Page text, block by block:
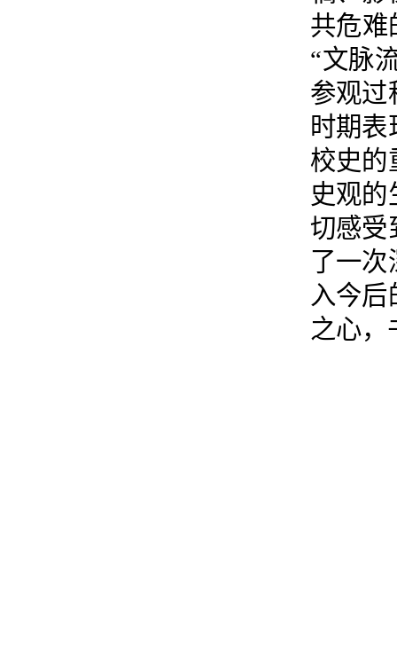
共危难
“文脉
参观过
时期
校史的
史观的
切感受
了一次
入今
之心，